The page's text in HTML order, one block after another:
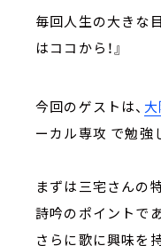
毎回人生の大きな
はココから！』
今回のゲストは、
ーカル専攻 で勉強
まずは三宅さんの
詩吟のポイントで
さらに歌に興味を